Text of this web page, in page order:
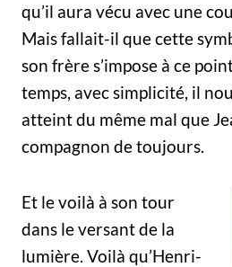
qu’il aura vécu avec une
Mais fallait-il que cette
son frère s’impose à ce
temps, avec simplicité, il
atteint du même mal que
compagnon de toujours.
Et le voilà à son tour
dans le versant de la
lumière. Voilà qu’Henri-